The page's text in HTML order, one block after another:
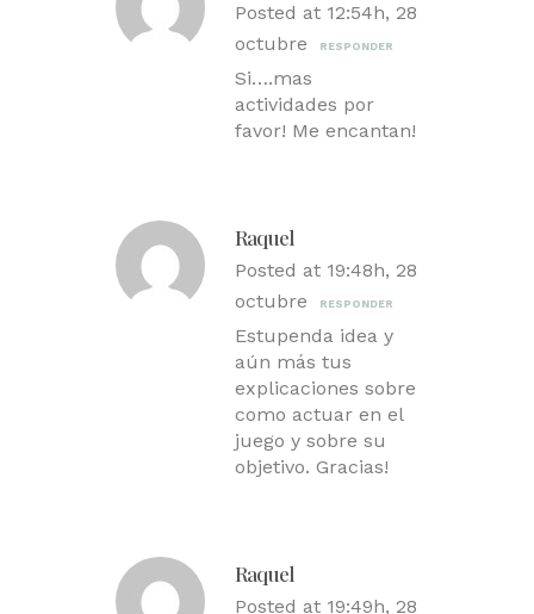
Posted at 12:54h, 28
octubre
RESPONDER
Si….mas
actividades por
favor! Me encantan!
Raquel
Posted at 19:48h, 28
octubre
RESPONDER
Estupenda idea y
aún más tus
explicaciones sobre
como actuar en el
juego y sobre su
objetivo. Gracias!
Raquel
Posted at 19:49h, 28